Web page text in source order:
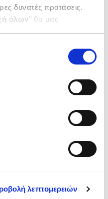
δυνατές προτάσεις.
όλων’’ θα μας
από τα παρακάτω με την
ενημερωθείτε σχετικά με
λεπτομερειών